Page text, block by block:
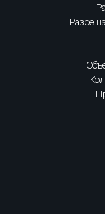
Объем
Пыле- и